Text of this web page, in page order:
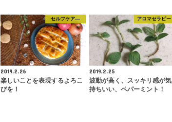
セルフケア―
2019.2.26
楽しいことを表現するよろこ
びを！
アロマセラピー
2019.2.25
波動が高く、スッキリ感が気
持ちいい、ペパーミント！